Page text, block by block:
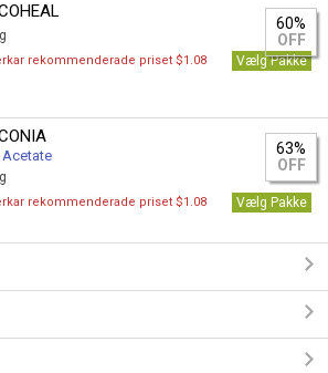
60%
OFF
rekommenderade priset $1.08 Vælg Pakke
Acetate
63%
OFF
rekommenderade priset $1.08 Vælg Pakke